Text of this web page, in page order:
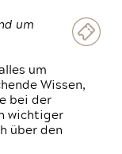
um
um
Wissen,
bei der
wichtiger
über den